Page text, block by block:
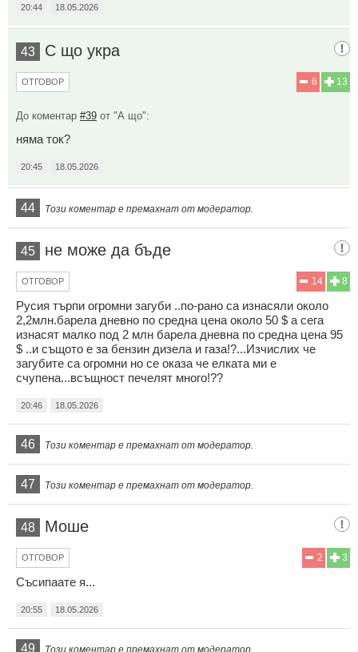
20:44 18.05.2026
43 С що укра
13
6
ОТГОВОР
До коментар #39 от "А що":
няма ток?
20:45 18.05.2026
44 Този коментар е премахнат от модератор.
45 не може да бъде
8
14
ОТГОВОР
Русия търпи огромни загуби ..по-рано са изнасяли около
2,2млн.барела дневно по средна цена около 50 $ а сега
изнасят малко под 2 млн барела дневна по средна цена 95
$ ..и същото е за бензин дизела и газа!?...Изчислих че
загубите са огромни но се оказа че елката ми е
счупена...всъщност печелят много!??
20:46 18.05.2026
46 Този коментар е премахнат от модератор.
47 Този коментар е премахнат от модератор.
48 Моше
3
2
ОТГОВОР
Съсипаате я...
20:55 18.05.2026
49 Този коментар е премахнат от модератор.